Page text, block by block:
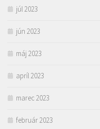
júl 2023
jún 2023
máj 2023
apríl 2023
marec 2023
február 2023